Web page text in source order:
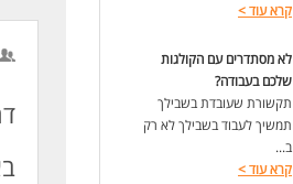
קרא עוד>
לא מסתדרים עם הקולגות
שלכם בעבודה?
תקשורת שעובדת בשבילך
תמשיך לעבוד בשבילך לא רק
ב...
קרא עוד>